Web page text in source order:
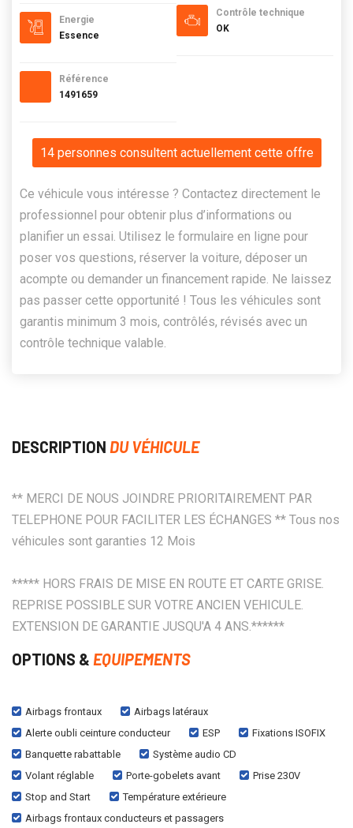
Energie
Essence
Référence
1491659
Contrôle technique
OK
14 personnes consultent actuellement cette offre
Ce véhicule vous intéresse ? Contactez directement le
professionnel pour obtenir plus d’informations ou
planifier un essai. Utilisez le formulaire en ligne pour
poser vos questions, réserver la voiture, déposer un
acompte ou demander un financement rapide. Ne laissez
pas passer cette opportunité ! Tous les véhicules sont
garantis minimum 3 mois, contrôlés, révisés avec un
contrôle technique valable.
DESCRIPTION DU VÉHICULE
** MERCI DE NOUS JOINDRE PRIORITAIREMENT PAR
TELEPHONE POUR FACILITER LES ÉCHANGES ** Tous nos
véhicules sont garanties 12 Mois
***** HORS FRAIS DE MISE EN ROUTE ET CARTE GRISE.
REPRISE POSSIBLE SUR VOTRE ANCIEN VEHICULE.
EXTENSION DE GARANTIE JUSQU'A 4 ANS.******
OPTIONS & EQUIPEMENTS
Airbags frontaux
Airbags latéraux
Alerte oubli ceinture conducteur
ESP
Fixations ISOFIX
Banquette rabattable
Système audio CD
Volant réglable
Porte-gobelets avant
Prise 230V
Stop and Start
Température extérieure
Airbags frontaux conducteurs et passagers